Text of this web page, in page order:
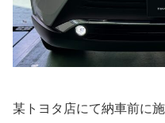
某トヨタ店にて納車前に